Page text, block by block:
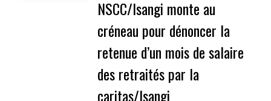
NSCC/Isangi monte au
créneau pour dénoncer la
retenue d’un mois de salaire
des retraités par la
caritas/Isangi